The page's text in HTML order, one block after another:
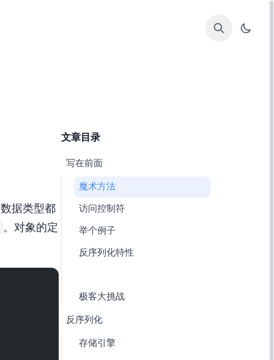
文章目录
1. 写在前面
1.1. 魔术方法
1.2. 访问控制符
1.3. 举个例子
1.4. 反序列化特性
1.6. [极客大挑战 2019] PHP
2. Session 反序列化
2.1. 存储引擎
数据类型都
。对象的定